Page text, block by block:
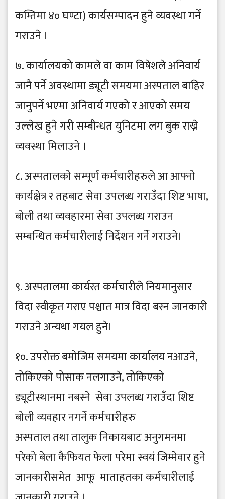
कम्तिमा ४० घण्टा) कार्यसम्पादन हुने व्यवस्था गर्ने
गराउने ।
७. कार्यालयको कामले वा काम विषेशले अनिवार्य
जानै पर्ने अवस्थामा ड्यूटी समयमा अस्पताल बाहिर
जानुपर्ने भएमा अनिवार्य गएको र आएको समय
उल्लेख हुने गरी सम्बीन्धत युनिटमा लग बुक राख्ने
व्यवस्था मिलाउने ।
८. अस्पतालको सम्पूर्ण कर्मचारीहरुले आ आफ्नो
कार्यक्षेत्र र तहबाट सेवा उपलब्ध गराउँदा शिष्ट भाषा,
बोली तथा व्यवहारमा सेवा उपलब्ध गराउन
सम्बन्धित कर्मचारीलाई निर्देशन गर्ने गराउने।
९. अस्पतालमा कार्यरत कर्मचारीले नियमानुसार
विदा स्वीकृत गराए पश्चात मात्र विदा बस्न जानकारी
गराउने अन्यथा गयल हुने।
१०. उपरोक्त बमोजिम समयमा कार्यालय नआउने,
तोकिएको पोसाक नलगाउने, तोकिएको
ड्यूटीस्थानमा नबस्ने सेवा उपलब्ध गराउँदा शिष्ट
बोली व्यवहार नगर्ने कर्मचारीहरु
अस्पताल तथा तालुक निकायबाट अनुगमनमा
परेको बेला कैफियत फेला परेमा स्वयं जिम्मेवार हुने
जानकारीसमेत आफू माताहतका कर्मचारीलाई